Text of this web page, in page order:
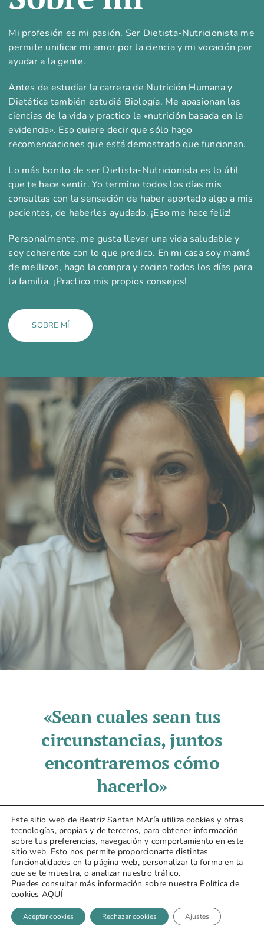
Mi profesión es mi pasión. Ser Dietista-Nutricionista me
permite unificar mi amor por la ciencia y mi vocación por
ayudar a la gente.
Antes de estudiar la carrera de Nutrición Humana y
Dietética también estudié Biología. Me apasionan las
ciencias de la vida y practico la «nutrición basada en la
evidencia». Eso quiere decir que sólo hago
recomendaciones que está demostrado que funcionan.
Lo más bonito de ser Dietista-Nutricionista es lo útil
que te hace sentir. Yo termino todos los días mis
consultas con la sensación de haber aportado algo a mis
pacientes, de haberles ayudado. ¡Eso me hace feliz!
Personalmente, me gusta llevar una vida saludable y
soy coherente con lo que predico. En mi casa soy mamá
de mellizos, hago la compra y cocino todos los días para
la familia. ¡Practico mis propios consejos!
SOBRE MÍ
«Sean cuales sean tus
circunstancias, juntos
encontraremos cómo
hacerlo»
Seguir un estilo de vida saludable no siempre es
fácil. Saber la teoría no es suficiente, la vida real
pone muchas barreras. Como dietista-nutricionista
llevo más de 10 años ayudando a mis pacientes a
poner la teoría en práctica.
¿Quieres que te ayude?
Este sitio web de Beatriz Santan MAría utiliza cookies y otras
tecnologías, propias y de terceros, para obtener información
sobre tus preferencias, navegación y comportamiento en este
sitio web. Esto nos permite proporcionarte distintas
funcionalidades en la página web, personalizar la forma en la
que se te muestra, o analizar nuestro tráfico.
Puedes consultar más información sobre nuestra Política de
cookies AQUÍ
Aceptar cookies Rechazar cookies Ajustes